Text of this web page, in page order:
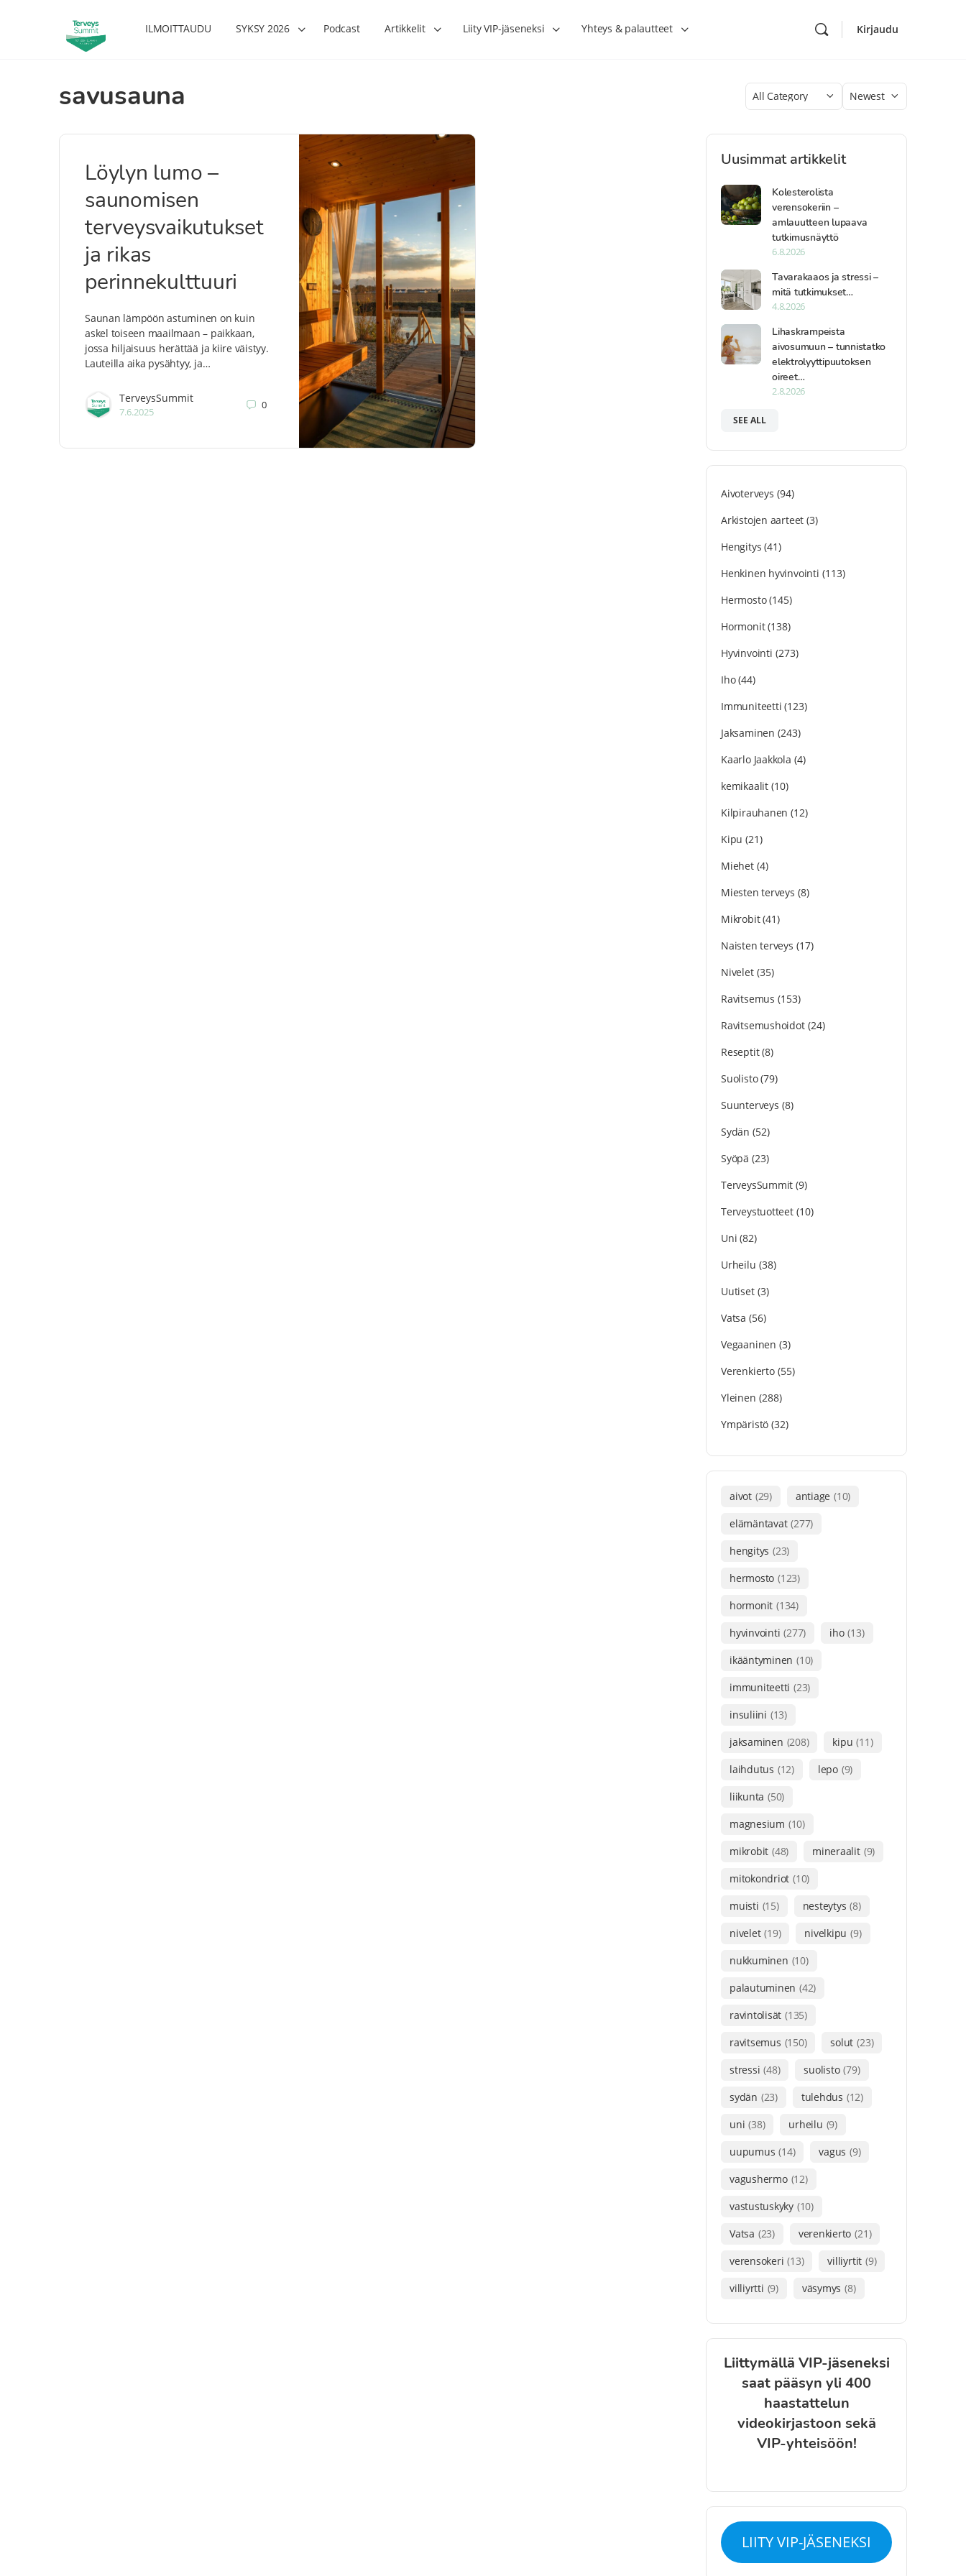
ILMOITTAUDU SYKSY 2026 Podcast Artikkelit Liity VIP-jäseneksi Yhteys & palautteet Kirjaudu
savusauna Category
Sort
Löylyn lumo –
saunomisen
terveysvaikutukset
ja rikas
perinnekulttuuri
Saunan lämpöön astuminen on kuin
askel toiseen maailmaan – paikkaan,
jossa hiljaisuus herättää ja kiire väistyy.
Lauteilla aika pysähtyy, ja…
TerveysSummit
7.6.2025
0
Uusimmat artikkelit
Kolesterolista
verensokeriin –
amlauutteen lupaava
tutkimusnäyttö
6.8.2026
Tavarakaaos ja stressi –
mitä tutkimukset…
4.8.2026
Lihaskrampeista
aivosumuun – tunnistatko
elektrolyyttipuutoksen
oireet…
2.8.2026
SEE ALL
Aivoterveys (94)
Arkistojen aarteet (3)
Hengitys (41)
Henkinen hyvinvointi (113)
Hermosto(145)
Hormonit(138)
Hyvinvointi (273)
Iho(44)
Immuniteetti (123)
Jaksaminen (243)
Kaarlo Jaakkola (4)
kemikaalit(10)
Kilpirauhanen (12)
Kipu (21)
Miehet(4)
Miesten terveys (8)
Mikrobit(41)
Naisten terveys (17)
Nivelet(35)
Ravitsemus (153)
Ravitsemushoidot(24)
Reseptit(8)
Suolisto(79)
Suunterveys (8)
Sydän (52)
Syöpä (23)
TerveysSummit (9)
Terveystuotteet(10)
Uni (82)
Urheilu (38)
Uutiset(3)
Vatsa (56)
Vegaaninen (3)
Verenkierto(55)
Yleinen (288)
Ympäristö (32)
aivot (29) antiage (10)
elämäntavat (277)
hengitys (23)
hermosto (123)
hormonit (134)
hyvinvointi (277) iho (13)
ikääntyminen (10)
immuniteetti (23)
insuliini (13)
jaksaminen (208) kipu (11)
laihdutus (12) lepo (9)
liikunta (50)
magnesium (10)
mikrobit (48) mineraalit (9)
mitokondriot (10)
muisti (15) nesteytys (8)
nivelet (19) nivelkipu (9)
nukkuminen (10)
palautuminen (42)
ravintolisät (135)
ravitsemus (150) solut (23)
stressi (48) suolisto (79)
sydän (23) tulehdus (12)
uni (38) urheilu (9)
uupumus (14) vagus (9)
vagushermo (12)
vastustuskyky (10)
Vatsa (23) verenkierto (21)
verensokeri (13) villiyrtit (9)
villiyrtti (9) väsymys (8)
Liittymällä VIP-jäseneksi
saat pääsyn yli 400
haastattelun
videokirjastoon sekä
VIP-yhteisöön!
LIITY VIP-JÄSENEKSI